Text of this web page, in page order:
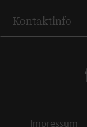
Kontaktinfo